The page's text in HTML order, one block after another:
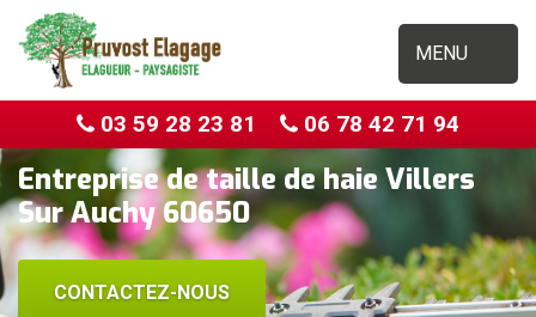
MENU
03 59 28 23 81 06 78 42 71 94
Entreprise de taille de haie Villers
Sur Auchy 60650
CONTACTEZ-NOUS